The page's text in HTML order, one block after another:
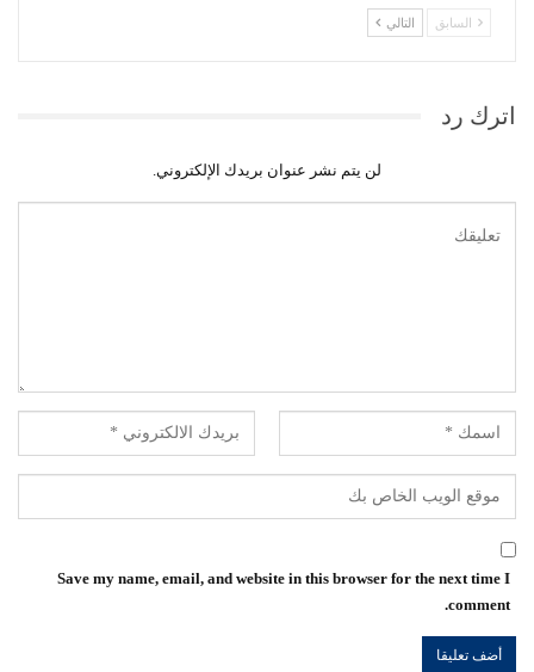
السابق التالي
اترك رد
لن يتم نشر عنوان بريدك الإلكتروني.
Save my name, email, and website in this browser for the next time I
comment.